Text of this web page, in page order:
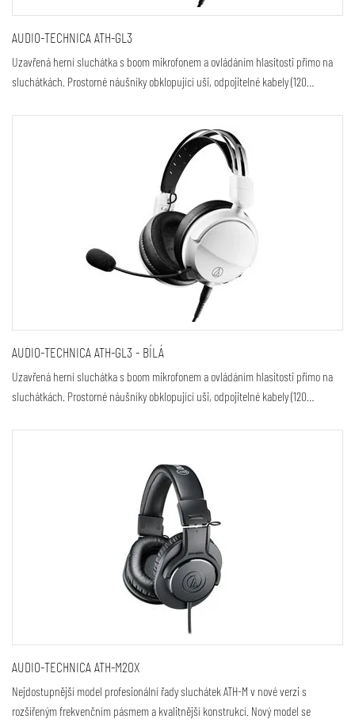
AUDIO-TECHNICA ATH-GL3
Uzavřená herní sluchátka s boom mikrofonem a ovládáním hlasitosti přímo na
sluchátkách. Prostorné náušníky obklopující uši, odpojitelné kabely (120…
AUDIO-TECHNICA ATH-GL3 - BÍLÁ
Uzavřená herní sluchátka s boom mikrofonem a ovládáním hlasitosti přímo na
sluchátkách. Prostorné náušníky obklopující uši, odpojitelné kabely (120…
AUDIO-TECHNICA ATH-M20X
Nejdostupnější model profesionální řady sluchátek ATH-M v nové verzi s
rozšířeným frekvenčním pásmem a kvalitnější konstrukcí. Nový model se